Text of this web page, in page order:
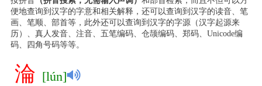
便地查询到汉字的字意和相关解释，还可以查询到汉字的读音、笔
画、笔顺、部首等，此外还可以查询到汉字的字源（汉字起源来
历）、真人发音、注音、五笔编码、仓颉编码、郑码、Unicode编
码、四角号码等等。
淪 [lún]